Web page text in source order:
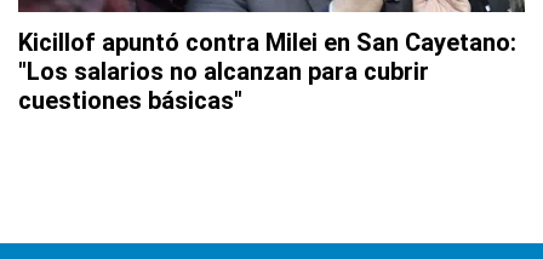
Kicillof apuntó contra Milei en San Cayetano:
"Los salarios no alcanzan para cubrir
cuestiones básicas"